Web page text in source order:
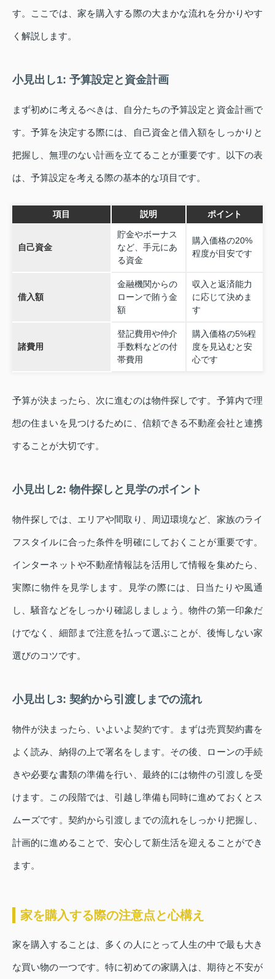
す。ここでは、家を購入する際の大まかな流れを分かりやす
く解説します。
小見出し1: 予算設定と資金計画
まず初めに考えるべきは、自分たちの予算設定と資金計画で
す。予算を決定する際には、自己資金と借入額をしっかりと
把握し、無理のない計画を立てることが重要です。以下の表
は、予算設定を考える際の基本的な項目です。
項目 説明 ポイント
自己資金
貯金やボーナス
など、手元にあ
る資金
購入価格の20%
程度が目安です
借入額
金融機関からの
ローンで賄う金
額
収入と返済能力
に応じて決めま
す
諸費用
登記費用や仲介
手数料などの付
帯費用
購入価格の5%程
度を見込むと安
心です
予算が決まったら、次に進むのは物件探しです。予算内で理
想の住まいを見つけるために、信頼できる不動産会社と連携
することが大切です。
小見出し2: 物件探しと見学のポイント
物件探しでは、エリアや間取り、周辺環境など、家族のライ
フスタイルに合った条件を明確にしておくことが重要です。
インターネットや不動産情報誌を活用して情報を集めたら、
実際に物件を見学します。見学の際には、日当たりや風通
し、騒音などをしっかり確認しましょう。物件の第一印象だ
けでなく、細部まで注意を払って選ぶことが、後悔しない家
選びのコツです。
小見出し3: 契約から引渡しまでの流れ
物件が決まったら、いよいよ契約です。まずは売買契約書を
よく読み、納得の上で署名をします。その後、ローンの手続
きや必要な書類の準備を行い、最終的には物件の引渡しを受
けます。この段階では、引越し準備も同時に進めておくとス
ムーズです。契約から引渡しまでの流れをしっかり把握し、
計画的に進めることで、安心して新生活を迎えることができ
ます。
家を購入する際の注意点と心構え
家を購入することは、多くの人にとって人生の中で最も大き
な買い物の一つです。特に初めての家購入は、期待と不安が